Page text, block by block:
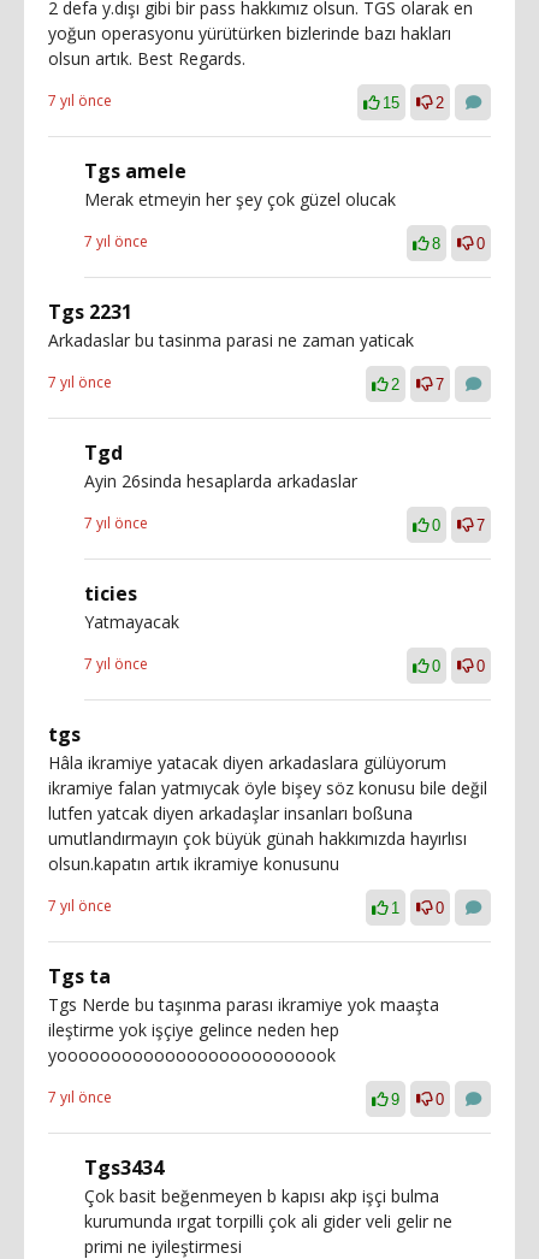
2 defa y.dışı gibi bir pass hakkımız olsun. TGS olarak en
yoğun operasyonu yürütürken bizlerinde bazı hakları
olsun artık. Best Regards.
7 yıl önce 15 2
Tgs amele
Merak etmeyin her şey çok güzel olucak
7 yıl önce 8 0
Tgs 2231
Arkadaslar bu tasinma parasi ne zaman yaticak
7 yıl önce 2 7
Tgd
Ayin 26sinda hesaplarda arkadaslar
7 yıl önce 0 7
ticies
Yatmayacak
7 yıl önce 0 0
tgs
Hâla ikramiye yatacak diyen arkadaslara gülüyorum
ikramiye falan yatmıycak öyle bişey söz konusu bile değil
lutfen yatcak diyen arkadaşlar insanları boßuna
umutlandırmayın çok büyük günah hakkımızda hayırlısı
olsun.kapatın artık ikramiye konusunu
7 yıl önce 1 0
Tgs ta
Tgs Nerde bu taşınma parası ikramiye yok maaşta
ileştirme yok işçiye gelince neden hep
yoooooooooooooooooooooooook
7 yıl önce 9 0
Tgs3434
Çok basit beğenmeyen b kapısı akp işçi bulma
kurumunda ırgat torpilli çok ali gider veli gelir ne
primi ne iyileştirmesi